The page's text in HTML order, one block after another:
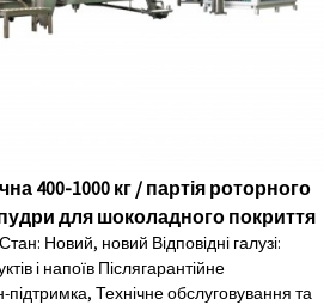
400-1000 кг / партія роторного
для шоколадного покриття
Новий, новий Відповідні галузі:
і напоїв Післягарантійне
Технічне обслуговування та